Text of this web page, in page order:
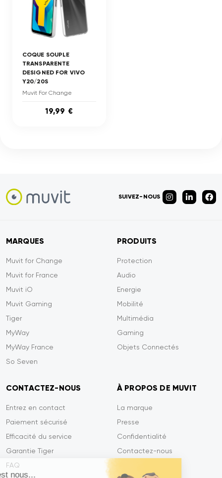
Salut c'est nous...
COQUE SOUPLE
TRANSPARENTE
DESIGNED FOR VIVO
Y20/20S
Muvit For Change
19,99 €
SUIVEZ-NOUS
MARQUES
Muvit for Change
Muvit for France
Muvit iO
Muvit Gaming
Tiger
MyWay
MyWay France
So Seven
PRODUITS
Protection
Audio
Energie
Mobilité
Multimédia
Gaming
Objets Connectés
CONTACTEZ-NOUS
Entrez en contact
Paiement sécurisé
Efficacité du service
Garantie Tiger
FAQ
À PROPOS DE MUVIT
La marque
Presse
Confidentialité
Contactez-nous